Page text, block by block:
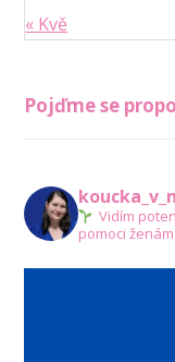
« Kvě
Pojďme se
Vidím
pomoci